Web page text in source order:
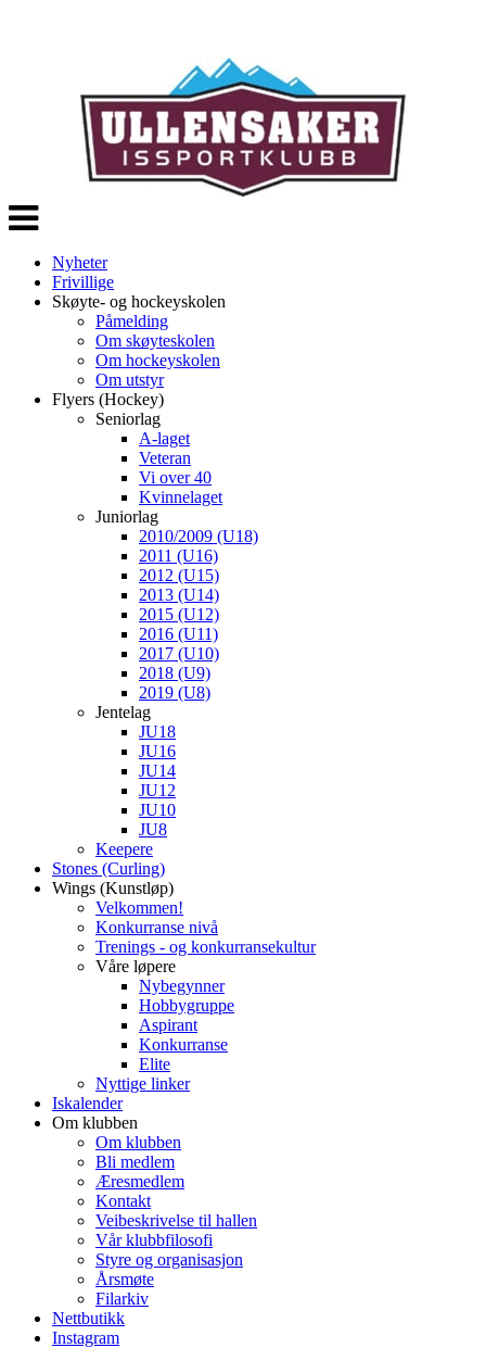
Veksle
navigasjon
Nyheter
Frivillige
Skøyte- og hockeyskolen
Påmelding
Om skøyteskolen
Om hockeyskolen
Om utstyr
Flyers (Hockey)
Seniorlag
A-laget
Veteran
Vi over 40
Kvinnelaget
Juniorlag
2010/2009 (U18)
2011 (U16)
2012 (U15)
2013 (U14)
2015 (U12)
2016 (U11)
2017 (U10)
2018 (U9)
2019 (U8)
Jentelag
JU18
JU16
JU14
JU12
JU10
JU8
Keepere
Stones (Curling)
Wings (Kunstløp)
Velkommen!
Konkurranse nivå
Trenings - og konkurransekultur
Våre løpere
Nybegynner
Hobbygruppe
Aspirant
Konkurranse
Elite
Nyttige linker
Iskalender
Om klubben
Om klubben
Bli medlem
Æresmedlem
Kontakt
Veibeskrivelse til hallen
Vår klubbfilosofi
Styre og organisasjon
Årsmøte
Filarkiv
Nettbutikk
Instagram